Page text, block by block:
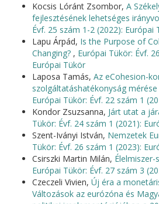
Kocsis Lóránt Zsombor, A
fejlesztésének lehetséges
Évf. 25 szám 1-2 (2022): Európai
Lapu Árpád, Is the Purpose of
Changing? , Európai Tükör: Évf.
Európai Tükör
Laposa Tamás, Az eCohesion-
szolgáltatáshatékonyság
Európai Tükör: Évf. 22 szám 1
Kondor Zsuzsanna, Járt utat a
Tükör: Évf. 24 szám 1 (2021):
Szent-Iványi István, Nemzetek
Tükör: Évf. 26 szám 1 (2023):
Csirszki Martin Milán,
Európai Tükör: Évf. 27 szám 3
Czeczeli Vivien, Új éra a
Változások az eurózóna és